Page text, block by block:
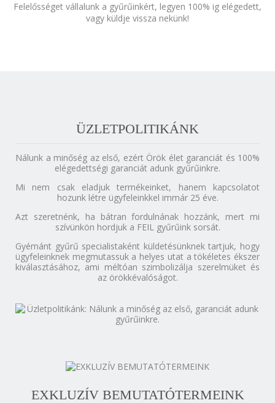
Felelősséget vállalunk a gyűrűinkért, legyen 100% ig elégedett,
vagy küldje vissza nekünk!
ÜZLETPOLITIKÁNK
Nálunk a minőség az első, ezért Örök élet garanciát és 100%
elégedettségi garanciát adunk gyűrűinkre.
Mi nem csak eladjuk termékeinket, hanem kapcsolatot
hozunk létre ügyfeleinkkel immár 25 éve.
Azt szeretnénk, ha bátran fordulnának hozzánk, mert mi
szívünkön hordjuk a FEIL gyűrűink sorsát.
Gyémánt gyűrű specialistaként küldetésünknek tartjuk, hogy
ügyfeleinknek megmutassuk a helyes utat a tökéletes ékszer
kiválasztásához, ami méltóan szimbolizálja szerelmüket és
az örökkévalóságot.
EXKLUZÍV BEMUTATÓTERMEINK